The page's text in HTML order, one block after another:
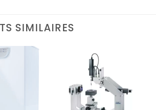
SIMILAIRES
Ajouter
à la liste
d’envies